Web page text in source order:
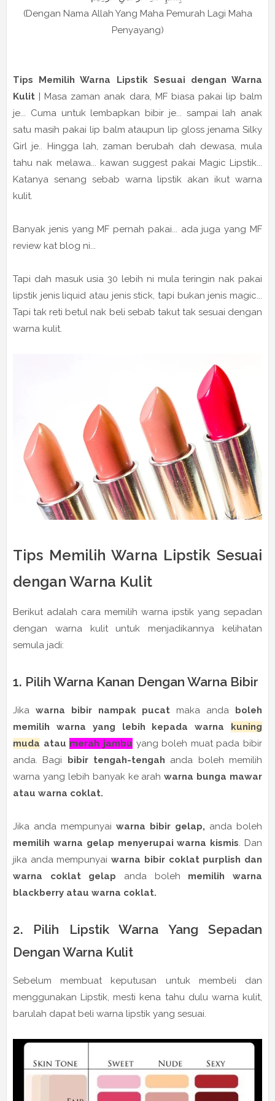
(Dengan Nama Allah Yang Maha Pemurah Lagi Maha
Penyayang)
Tips Memilih Warna Lipstik Sesuai dengan Warna
Kulit | Masa zaman anak dara, MF biasa pakai lip balm
je... Cuma untuk lembapkan bibir je... sampai lah anak
satu masih pakai lip balm ataupun lip gloss jenama Silky
Girl je.. Hingga lah, zaman berubah dah dewasa, mula
tahu nak melawa... kawan suggest pakai Magic Lipstik...
Katanya senang sebab warna lipstik akan ikut warna
kulit.
Banyak jenis yang MF pernah pakai... ada juga yang MF
review kat blog ni...
Tapi dah masuk usia 30 lebih ni mula teringin nak pakai
lipstik jenis liquid atau jenis stick, tapi bukan jenis magic...
Tapi tak reti betul nak beli sebab takut tak sesuai dengan
warna kulit.
Tips Memilih Warna Lipstik Sesuai
dengan Warna Kulit
Berikut adalah cara memilih warna ipstik yang sepadan
dengan warna kulit untuk menjadikannya kelihatan
semula jadi:
1. Pilih Warna Kanan Dengan Warna Bibir
Jika warna bibir nampak pucat maka anda
boleh
memilih warna yang lebih kepada warna
kuning
muda atau merah jambu yang boleh muat pada bibir
anda. Bagi
bibir tengah-tengah anda boleh memilih
warna yang lebih banyak ke arahwarna bunga mawar
atau warna coklat.
Jika anda mempunyai warna bibir gelap, anda boleh
memilih warna gelap menyerupai warna kismis. Dan
jika anda mempunyaiwarna bibir coklat purplish dan
warna coklat gelap anda boleh memilih warna
blackberry atau warna coklat.
2. Pilih Lipstik Warna Yang Sepadan
Dengan Warna Kulit
Sebelum membuat keputusan untuk membeli dan
menggunakan Lipstik, mesti kena tahu dulu warna kulit,
barulah dapat beli warna lipstik yang sesuai.